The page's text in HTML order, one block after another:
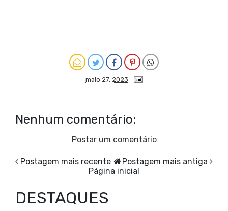
maio 27, 2023
Nenhum comentário:
Postar um comentário
Postagem mais recente
Postagem mais antiga
Página inicial
DESTAQUES